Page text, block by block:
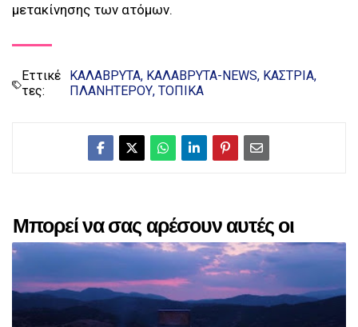
μετακίνησης των ατόμων.
Εττικέ
τες:
ΚΑΛΑΒΡΥΤΑ ΚΑΛΑΒΡΥΤΑ-NEWS ΚΑΣΤΡΙΑ
ΠΛΑΝΗΤΕΡΟΥ ΤΟΠΙΚΑ
Μπορεί να σας αρέσουν αυτές οι
αναρτήσεις